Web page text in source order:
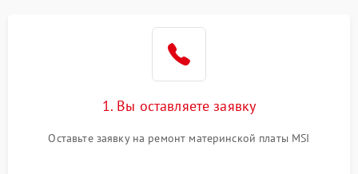
1. Вы оставляете заявку
Оставьте заявку на ремонт материнской платы MSI